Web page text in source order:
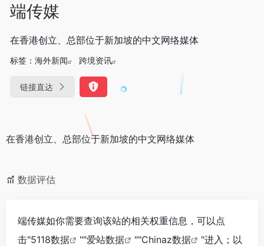
端传媒
在香港创立、总部位于新加坡的中文网络媒体
标签： 海外新闻 跨境资讯
链接直达
在香港创立、总部位于新加坡的中文网络媒体
数据评估
端传媒如你需要查询该站的相关权重信息，可以点
击"5118数据 ""爱站数据 ""Chinaz数据
"进入；以